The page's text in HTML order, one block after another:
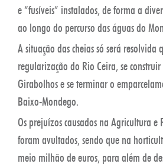
e “fusíveis” instalados, de forma a
ao longo do percurso das águas do
A situação das cheias só será resolvida
regularização do Rio Ceira, se
Girabolhos e se terminar o
Baixo-Mondego.
Os prejuízos causados na Agricultura e
foram avultados, sendo que na
meio milhão de euros, para além de